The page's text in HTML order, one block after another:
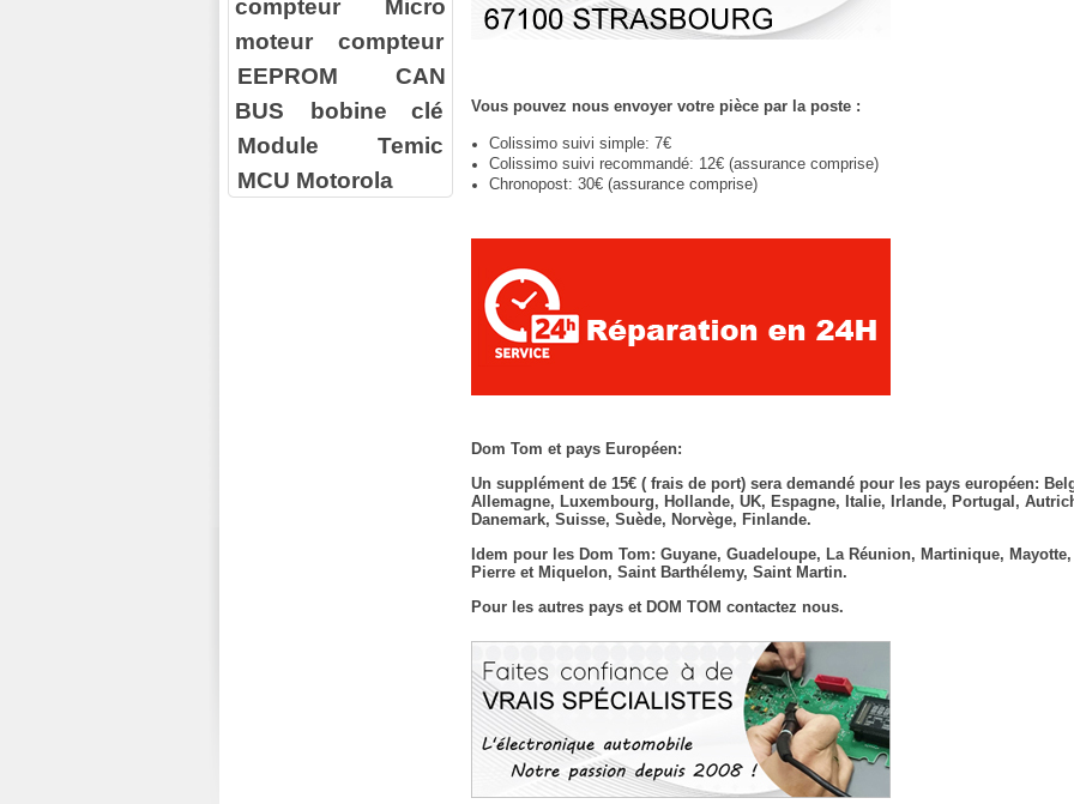
compteur
Micro
moteur compteur
EEPROM
CAN
BUS
bobine clé
Module Temic
MCU Motorola
Vous pouvez nous envoyer votre pièce par la poste :
Colissimo suivi simple: 7€
Colissimo suivi recommandé: 12€ (assurance comprise)
Chronopost: 30€ (assurance comprise)
Dom Tom et pays Européen:
Un supplément de 15€ ( frais de port) sera demandé pour les pays européen:
Allemagne, Luxembourg, Hollande, UK, Espagne, Italie, Irlande, Portugal,
Danemark, Suisse, Suède, Norvège, Finlande.
Idem pour les Dom Tom: Guyane, Guadeloupe, La Réunion, Martinique,
Pierre et Miquelon, Saint Barthélemy, Saint Martin.
Pour les autres pays et DOM TOM contactez nous.